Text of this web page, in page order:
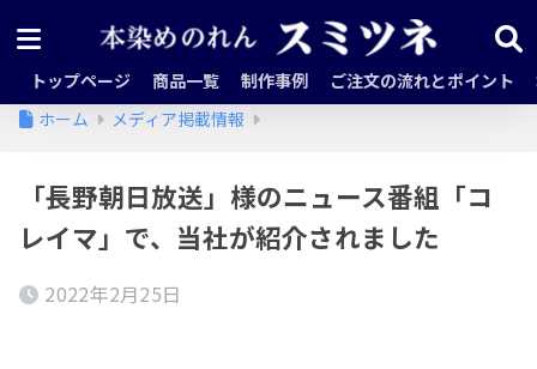
トップページ 商品一覧 制作事例 ご注文の流れとポイント
ホーム
メディア掲載情報
「長野朝日放送」様のニュース番組「コ
レイマ」で、当社が紹介されました
2022年2月25日